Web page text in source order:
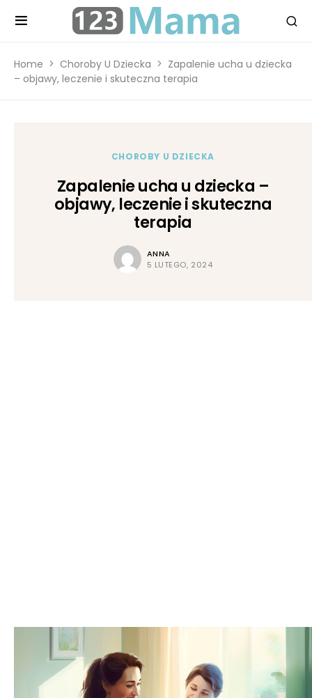
Home Choroby U Dziecka
Zapalenie ucha u dziecka
– objawy, leczenie i skuteczna terapia
CHOROBY U DZIECKA
Zapalenie ucha u dziecka –
objawy, leczenie i skuteczna
terapia
ANNA
5 LUTEGO, 2024